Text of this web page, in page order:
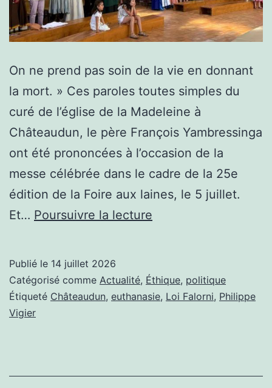
On ne prend pas soin de la vie en donnant
la mort. » Ces paroles toutes simples du
curé de l’église de la Madeleine à
Châteaudun, le père François Yambressinga
ont été prononcées à l’occasion de la
messe célébrée dans le cadre de la 25e
édition de la Foire aux laines, le 5 juillet.
Et… Poursuivre la lecture
général
de
s’en
Publié le 14 juillet 2026
Catégorisé comme Actualité, Éthique, politique
Étiqueté Châteaudun, euthanasie, Loi Falorni, Philippe
Vigier